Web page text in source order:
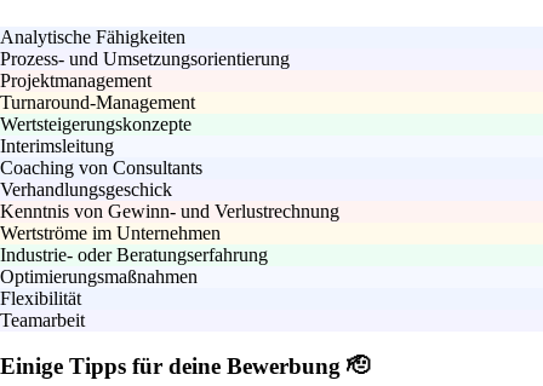
Analytische Fähigkeiten
Prozess- und Umsetzungsorientierung
Projektmanagement
Turnaround-Management
Wertsteigerungskonzepte
Interimsleitung
Coaching von Consultants
Verhandlungsgeschick
Kenntnis von Gewinn- und Verlustrechnung
Wertströme im Unternehmen
Industrie- oder Beratungserfahrung
Optimierungsmaßnahmen
Flexibilität
Teamarbeit
Einige Tipps für deine Bewerbung 🫡